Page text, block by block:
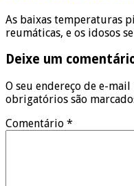
As baixas temperaturas
reumáticas, e os idosos
Deixe um
O seu endereço de e-
obrigatórios são
Comentário *